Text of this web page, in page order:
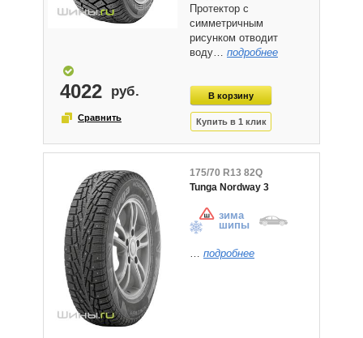
Протектор с
симметричным
рисунком отводит
воду… подробнее
4022
175/70 R13 82Q
Tunga Nordway 3
зима
шипы
… подробнее